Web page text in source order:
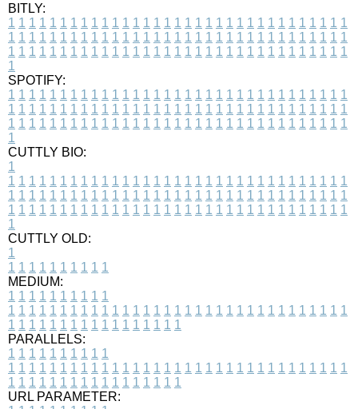
BITLY:
1 1 1 1 1 1 1 1 1 1 1 1 1 1 1 1 1 1 1 1 1 1 1 1 1 1 1 1 1 1 1 1 1
1 1 1 1 1 1 1 1 1 1 1 1 1 1 1 1 1 1 1 1 1 1 1 1 1 1 1 1 1 1 1 1 1
1 1 1 1 1 1 1 1 1 1 1 1 1 1 1 1 1 1 1 1 1 1 1 1 1 1 1 1 1 1 1 1 1
1
SPOTIFY:
1 1 1 1 1 1 1 1 1 1 1 1 1 1 1 1 1 1 1 1 1 1 1 1 1 1 1 1 1 1 1 1 1
1 1 1 1 1 1 1 1 1 1 1 1 1 1 1 1 1 1 1 1 1 1 1 1 1 1 1 1 1 1 1 1 1
1 1 1 1 1 1 1 1 1 1 1 1 1 1 1 1 1 1 1 1 1 1 1 1 1 1 1 1 1 1 1 1 1
1
CUTTLY BIO:
1
1 1 1 1 1 1 1 1 1 1 1 1 1 1 1 1 1 1 1 1 1 1 1 1 1 1 1 1 1 1 1 1 1
1 1 1 1 1 1 1 1 1 1 1 1 1 1 1 1 1 1 1 1 1 1 1 1 1 1 1 1 1 1 1 1 1
1 1 1 1 1 1 1 1 1 1 1 1 1 1 1 1 1 1 1 1 1 1 1 1 1 1 1 1 1 1 1 1 1
1
CUTTLY OLD:
1
1 1 1 1 1 1 1 1 1 1
MEDIUM:
1 1 1 1 1 1 1 1 1 1
1 1 1 1 1 1 1 1 1 1 1 1 1 1 1 1 1 1 1 1 1 1 1 1 1 1 1 1 1 1 1 1 1
1 1 1 1 1 1 1 1 1 1 1 1 1 1 1 1 1
PARALLELS:
1 1 1 1 1 1 1 1 1 1
1 1 1 1 1 1 1 1 1 1 1 1 1 1 1 1 1 1 1 1 1 1 1 1 1 1 1 1 1 1 1 1 1
1 1 1 1 1 1 1 1 1 1 1 1 1 1 1 1 1
URL PARAMETER: